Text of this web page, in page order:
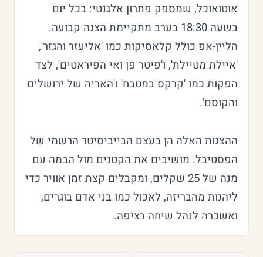
אוטואוכל, שמספק פתרון אלגנטי: בכל יום
בשעה 18:30 בערב מתקיימת הצגה קבועה.
הליין-אפ כולל קלאסיקות כמו 'אליעזר והגזר',
'איילת מטיילת', ו'פיטר פן ואי הפיראטים', לצד
הפקות כמו 'קרקס במטבח' ו'האריה של ירושלים
והקוסם'.
ההצגות האלה הן בעצם הבייביסיטר הרשמי של
הפסטיבל. מושיבים את הקטנים מול הבמה עם
מנה של 25 שקלים, ומקבלים קצת זמן אוויר כדי
ליהנות מהבריזה, לאכול כמו בני אדם בוגרים,
ואשכרה לנהל שיחה רציפה.